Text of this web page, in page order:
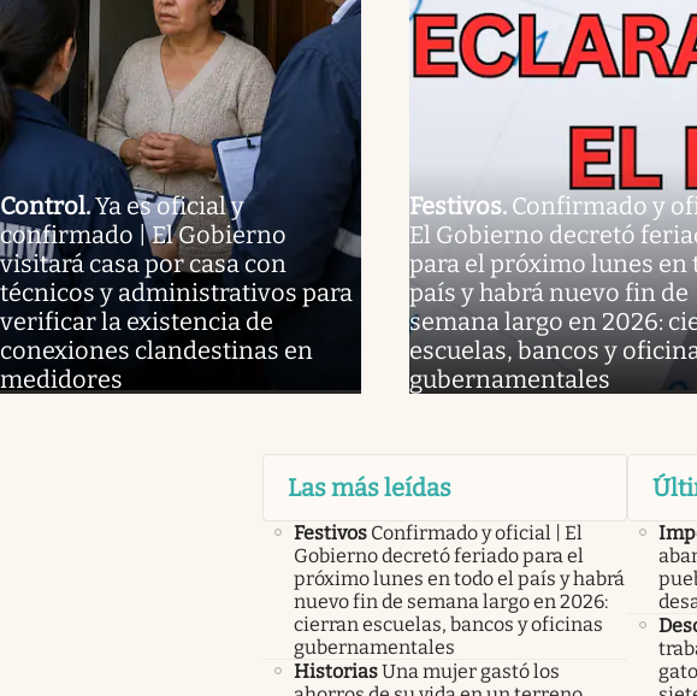
Control.Ya es oficial y
confirmado | El Gobierno
visitará casa por casa con
técnicos y administrativos para
verificar la existencia de
conexiones clandestinas en
medidores
Festivos. Confirmado y
El Gobierno decretó
para el próximo lunes en
país y habrá nuevo fin de
semana largo en 2026:
escuelas, bancos y
gubernamentales
Las más leídas
Festivos Confirmado y oficial | El
Gobierno decretó feriado para el
próximo lunes en todo el país y habrá
nuevo fin de semana largo en 2026:
cierran escuelas, bancos y oficinas
gubernamentales
HistoriasUna mujer gastó los